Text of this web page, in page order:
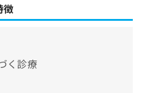
徴
く診療